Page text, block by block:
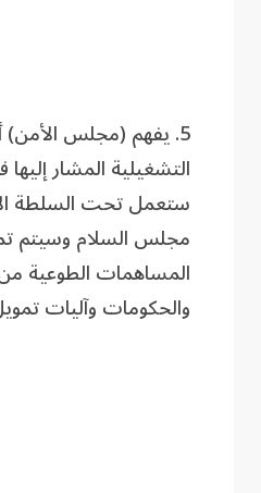
5. يفهم (مجلس الأمن)
ستعمل تحت السلطة
مجلس السلام وسيتم
المساهمات الطوعية
والحكومات وآليات